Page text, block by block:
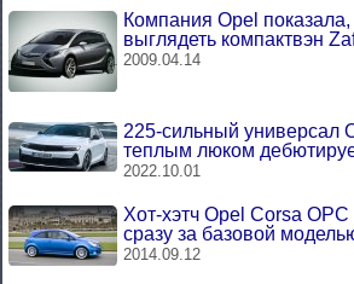
Компания Opel показала,
выглядеть компактвэн
2009.04.14
225-сильный универсал
теплым люком
2022.10.01
Хот-хэтч Opel Corsa
сразу за базовой
2014.09.12